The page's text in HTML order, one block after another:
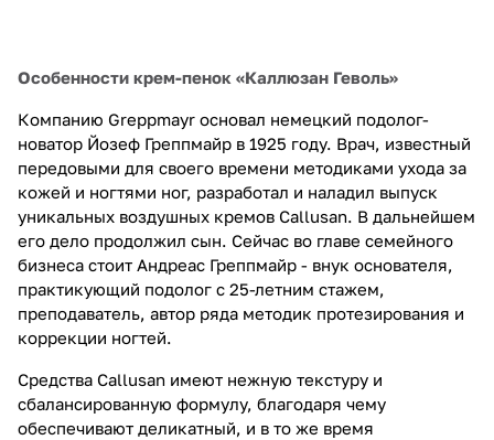
Особенности крем-пенок «Каллюзан Геволь»
Компанию Greppmayr основал немецкий подолог-
новатор Йозеф Греппмайр в 1925 году. Врач, известный
передовыми для своего времени методиками ухода за
кожей и ногтями ног, разработал и наладил выпуск
уникальных воздушных кремов Callusan. В дальнейшем
его дело продолжил сын. Сейчас во главе семейного
бизнеса стоит Андреас Греппмайр - внук основателя,
практикующий подолог с 25-летним стажем,
преподаватель, автор ряда методик протезирования и
коррекции ногтей.
Средства Callusan имеют нежную текстуру и
сбалансированную формулу, благодаря чему
обеспечивают деликатный, и в то же время